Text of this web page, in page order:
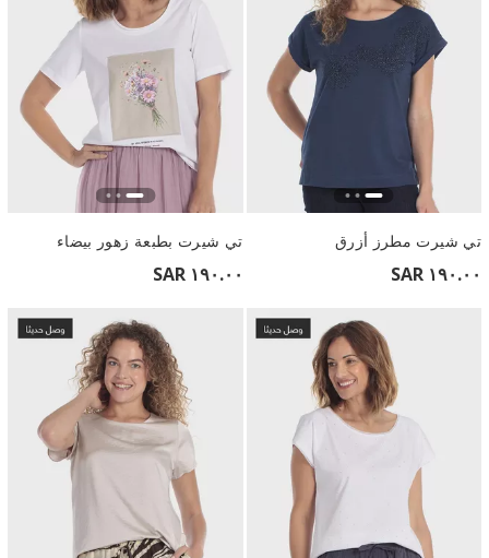
تي شيرت مطرز أزرق
١٩٠.٠٠ SAR
تي شيرت بطبعة زهور بيضاء
١٩٠.٠٠ SAR